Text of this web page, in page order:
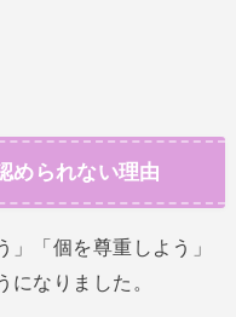
められない理由
「個を尊重しよう」
になりました。